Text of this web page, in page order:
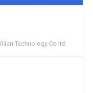
Technology Co ltd